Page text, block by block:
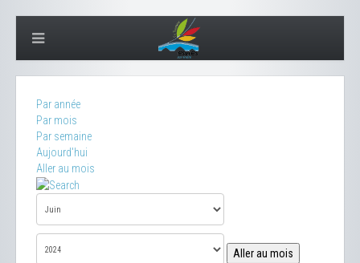
Par année
Par mois
Par semaine
Aujourd'hui
Aller au mois
Aller au mois